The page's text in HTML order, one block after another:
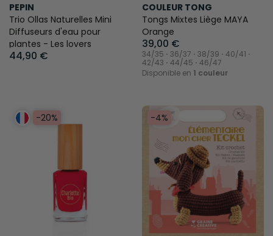
PEPIN
Trio Ollas Naturelles Mini
Diffuseurs d'eau pour
plantes - Les lovers
44,90 €
COULEUR TONG
Tongs Mixtes Liège MAYA
Orange
39,00 €
34/35 ⋅ 36/37 ⋅ 38/39 ⋅ 40/41 ⋅
42/43 ⋅ 44/45 ⋅ 46/47
Disponible en 1 couleur
-20% -4%